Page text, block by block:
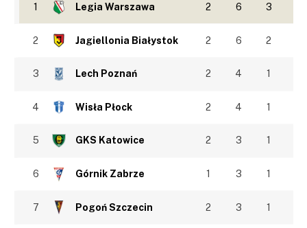
1 Legia Warszawa 2 6 3
2 Jagiellonia Białystok 2 6 2
3 Lech Poznań 2 4 1
4 Wisła Płock 2 4 1
5 GKS Katowice 2 3 1
6 Górnik Zabrze 1 3 1
7 Pogoń Szczecin 2 3 1